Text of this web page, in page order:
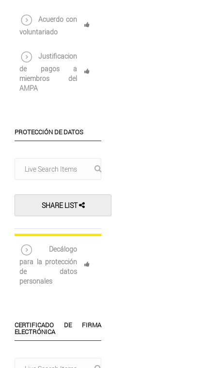
Acuerdo con
voluntariado
Justificacion
de pagos a
miembros del
AMPA
PROTECCIÓN DE DATOS
SHARE LIST
Decálogo
para la protección
de datos
personales
CERTIFICADO DE FIRMA
ELECTRÓNICA